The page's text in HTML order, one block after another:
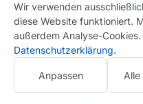
Wir verwenden
diese Website funktioniert.
außerdem Analyse-Cookies.
Datenschutzerklärung.
Anpassen Alle